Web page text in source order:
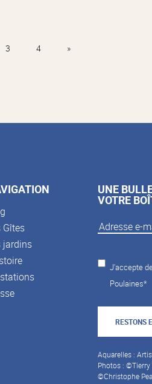
3 4 »
Gîtes
jardins
UNE
VOTRE
J'accepte
Poulaines*
RESTONS
Aquarelles :
Photos :
©Christophe